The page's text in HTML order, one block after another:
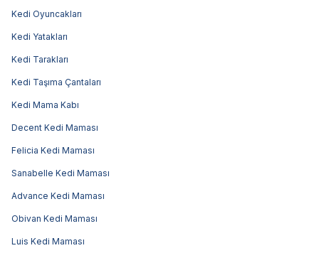
Kedi Oyuncakları
Kedi Yatakları
Kedi Tarakları
Kedi Taşıma Çantaları
Kedi Mama Kabı
Decent Kedi Maması
Felicia Kedi Maması
Sanabelle Kedi Maması
Advance Kedi Maması
Obivan Kedi Maması
Luis Kedi Maması